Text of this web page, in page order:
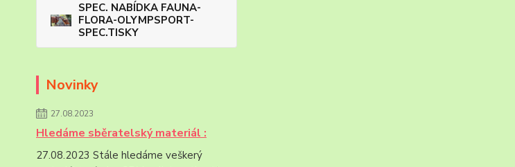
SPEC. NABÍDKA FAUNA-
FLORA-OLYMPSPORT-
SPEC.TISKY
Novinky
27.08.2023
Hledáme sběratelský materiál :
27.08.2023 Stále hledáme veškerý